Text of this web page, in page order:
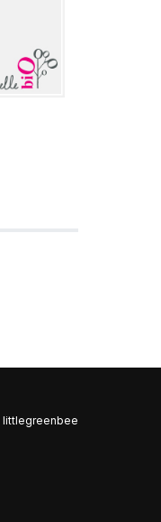
littlegreenbee